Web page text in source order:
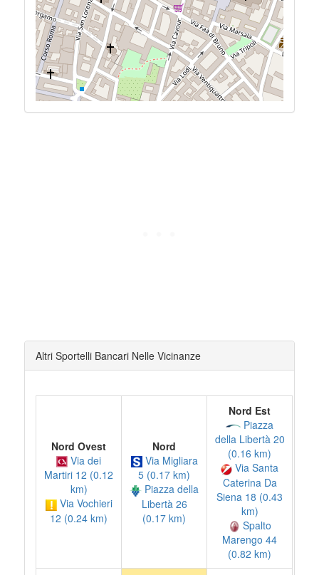
Altri Sportelli Bancari Nelle Vicinanze
Nord Ovest
Via dei
Martiri 12 (0.12
km)
Via Vochieri
12 (0.24 km)
Nord
Via Migliara
5 (0.17 km)
Piazza della
Libertà 26
(0.17 km)
Nord Est
Piazza
della Libertà 20
(0.16 km)
Via Santa
Caterina Da
Siena 18 (0.43
km)
Spalto
Marengo 44
(0.82 km)